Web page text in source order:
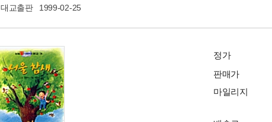
대교출판 1999-02-25
정가
판매가
마일리지